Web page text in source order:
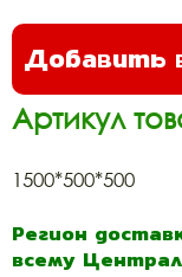
Добавить
Артикул
1500*500*500
Регион
всему